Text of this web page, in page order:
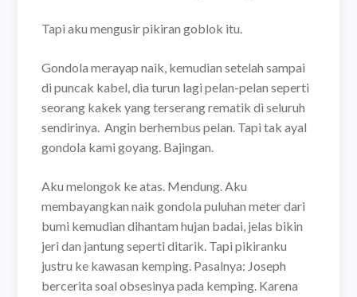
Tapi aku mengusir pikiran goblok itu.
Gondola merayap naik, kemudian setelah sampai
di puncak kabel, dia turun lagi pelan-pelan seperti
seorang kakek yang terserang rematik di seluruh
sendirinya.Angin berhembus pelan. Tapi tak ayal
gondola kami goyang. Bajingan.
Aku melongok ke atas. Mendung. Aku
membayangkan naik gondola puluhan meter dari
bumi kemudian dihantam hujan badai, jelas bikin
jeri dan jantung seperti ditarik. Tapi pikiranku
justru ke kawasan kemping. Pasalnya: Joseph
bercerita soal obsesinya pada kemping. Karena